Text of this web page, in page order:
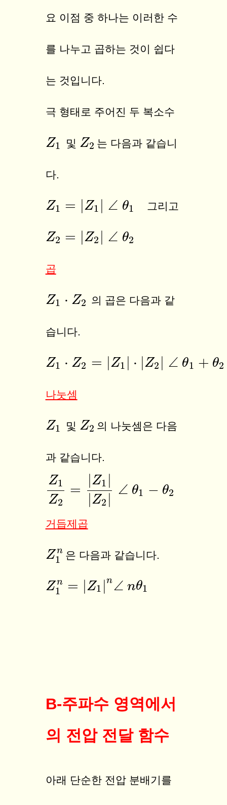
요 이점 중 하나는 이러한 수
를 나누고 곱하는 것이 쉽다
는 것입니다.
극 형태로 주어진 두 복소수
Z1
Z1 및 Z2
Z2 는 다음과 같습니
다.
Z1 = |Z1 | ∠ θ1
Z1 =|Z |∠θ 그리고
Z2 = |Z2 | ∠ θ2
Z2=|Z |∠θ
곱
Z1 ⋅ Z2
Z1 Z 2 의 곱은 다음과 같
습니다.
Z1 ⋅ Z2 = |Z1 | ⋅ |Z2 | ∠ θ1 + θ2
Z1 Z 2=| Z1| Z2| ∠ 1+θ 2
나눗셈
Z1
Z1 및 Z2
Z2 의 나눗셈은 다음
과 같습니다.
Z1
Z2
=
Z1
Z2
∠ θ1 − θ2
Z1Z 2=| Z1||Z2 |∠ θ1 θ2
거듭제곱
Zn
1
Z1n 은 다음과 같습니다.
Zn
1 = |Z1 |n∠ nθ1
Z1n =|Z 1|n∠nθ1
B-주파수 영역에서
의 전압 전달 함수
아래 단순한 전압 분배기를